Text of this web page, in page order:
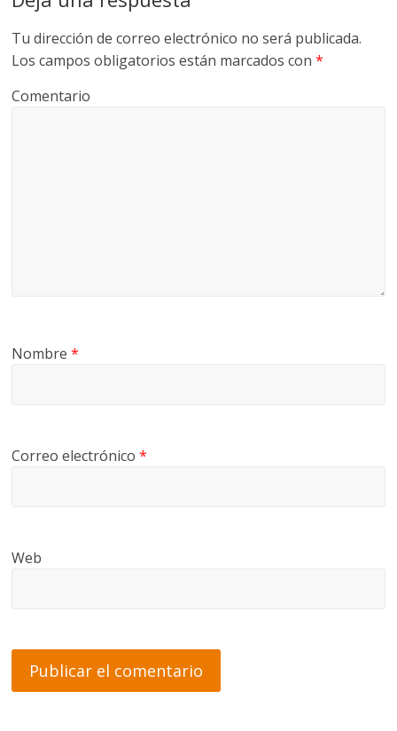
Tu dirección de correo electrónico no será publicada.
Los campos obligatorios están marcados con*
Comentario
Nombre*
Correo electrónico*
Web